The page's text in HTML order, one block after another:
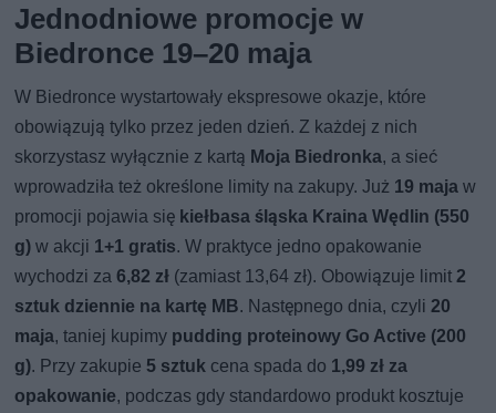
Jednodniowe promocje w
Biedronce 19–20 maja
W Biedronce wystartowały ekspresowe okazje, które
obowiązują tylko przez jeden dzień. Z każdej z nich
skorzystasz wyłącznie z kartą Moja Biedronka, a sieć
wprowadziła też określone limity na zakupy. Już 19 maja w
promocji pojawia się kiełbasa śląska Kraina Wędlin (550
g) w akcji 1+1 gratis. W praktyce jedno opakowanie
wychodzi za6,82 zł (zamiast 13,64 zł). Obowiązuje limit2
sztuk dziennie na kartę MB. Następnego dnia, czyli20
maja, taniej kupimy pudding proteinowy Go Active (200
g). Przy zakupie 5 sztuk cena spada do 1,99 zł za
opakowanie, podczas gdy standardowo produkt kosztuje